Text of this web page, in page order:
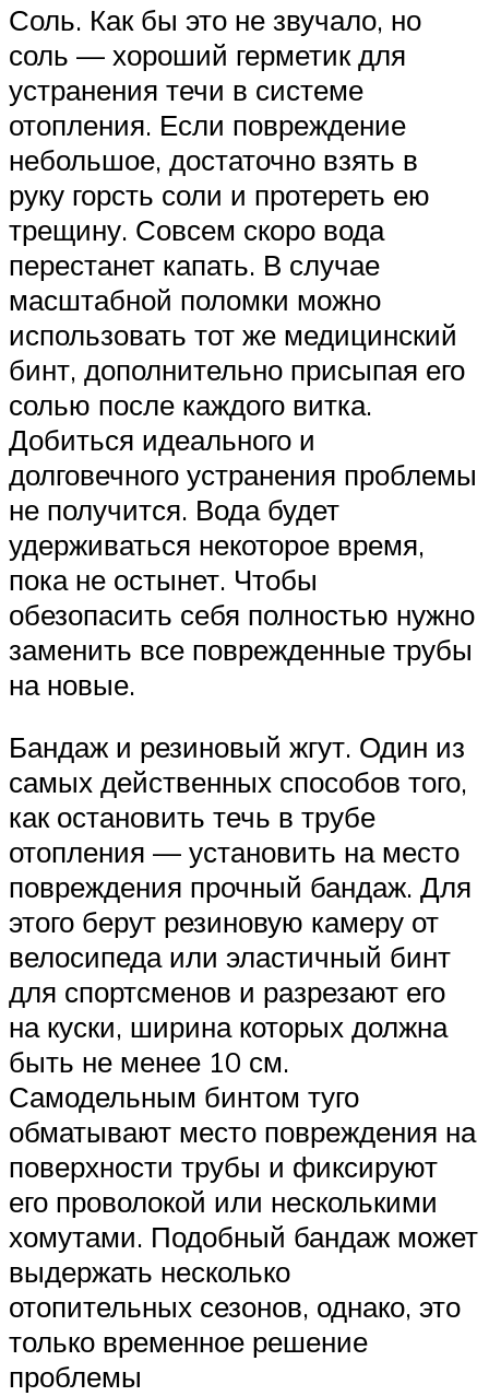
Соль. Как бы это не звучало, но
соль — хороший герметик для
устранения течи в системе
отопления. Если повреждение
небольшое, достаточно взять в
руку горсть соли и протереть ею
трещину. Совсем скоро вода
перестанет капать. В случае
масштабной поломки можно
использовать тот же медицинский
бинт, дополнительно присыпая его
солью после каждого витка.
Добиться идеального и
долговечного устранения проблемы
не получится. Вода будет
удерживаться некоторое время,
пока не остынет. Чтобы
обезопасить себя полностью нужно
заменить все поврежденные трубы
на новые.
Бандаж и резиновый жгут. Один из
самых действенных способов того,
как остановить течь в трубе
отопления — установить на место
повреждения прочный бандаж. Для
этого берут резиновую камеру от
велосипеда или эластичный бинт
для спортсменов и разрезают его
на куски, ширина которых должна
быть не менее 10 см.
Самодельным бинтом туго
обматывают место повреждения на
поверхности трубы и фиксируют
его проволокой или несколькими
хомутами. Подобный бандаж может
выдержать несколько
отопительных сезонов, однако, это
только временное решение
проблемы